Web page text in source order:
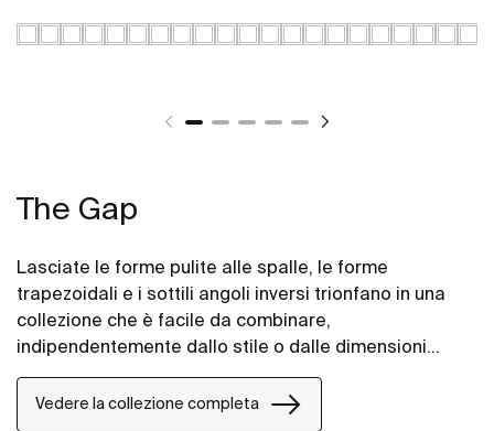
The Gap
Lasciate le forme pulite alle spalle, le forme
trapezoidali e i sottili angoli inversi trionfano in una
collezione che è facile da combinare,
indipendentemente dallo stile o dalle dimensioni
dello spazio bagno.
Vedere la collezione completa